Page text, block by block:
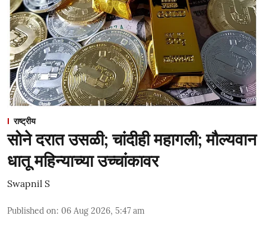
राष्ट्रीय
सोने दरात उसळी; चांदीही महागली; मौल्यवान
धातू महिन्याच्या उच्चांकावर
Swapnil S
Published on: 06 Aug 2026, 5:47 am